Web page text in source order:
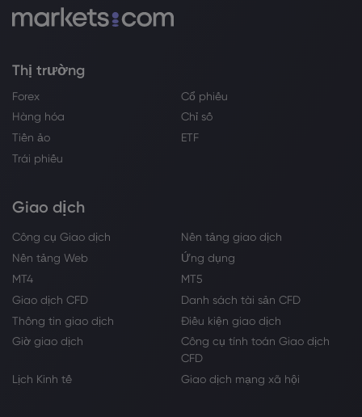
Thị trường
Forex
Cổ phiếu
Hàng hóa
Chỉ số
Tiền ảo
ETF
Trái phiếu
Giao dịch
Công cụ Giao dịch
Nền tảng giao dịch
Nền tảng Web
Ứng dụng
MT4
MT5
Giao dịch CFD
Danh sách tài sản CFD
Thông tin giao dịch
Điều kiện giao dịch
Giờ giao dịch
Công cụ tính toán Giao dịch
CFD
Lịch Kinh tế
Giao dịch mạng xã hội